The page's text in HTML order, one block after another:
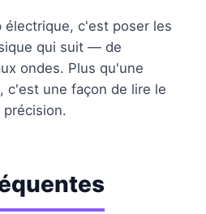
électrique, c'est poser les
qui suit — de
ondes. Plus qu'une
c'est une façon de lire le
précision.